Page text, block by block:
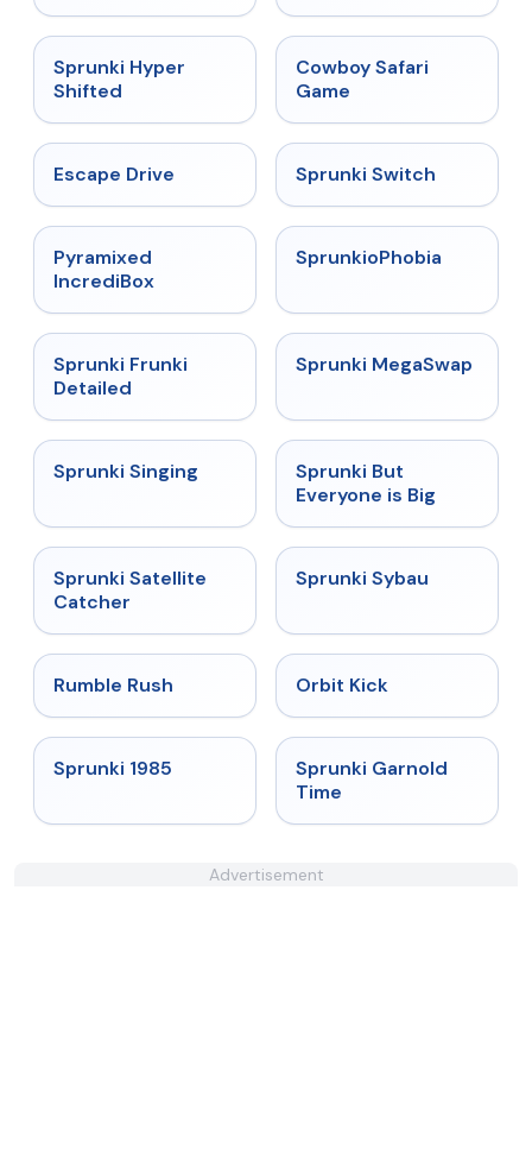
Sprunki Hyper
Shifted
Cowboy Safari
Game
Escape Drive ★
Sprunki Switch
Pyramixed
IncrediBox
★
SprunkioPhobia
★
Sprunki Frunki
Detailed
★ 4.5
Sprunki MegaSwap
★
Sprunki Singing
Sprunki But
Everyone is Big
★ 4.4
Sprunki Satellite
Catcher
Sprunki Sybau
Rumble Rush Orbit Kick
Sprunki 1985 ★
Sprunki Garnold
Time
Advertisement